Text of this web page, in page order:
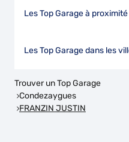
Les Top Garage à proximité
Les Top Garage dans les
Trouver un Top Garage
Condezaygues
FRANZIN JUSTIN